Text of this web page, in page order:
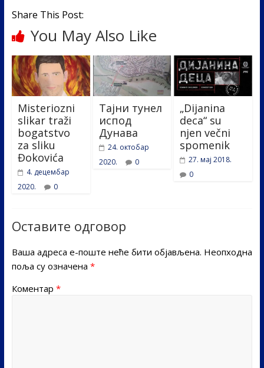
Share This Post:
You May Also Like
Misteriozni
slikar traži
bogatstvo
za sliku
Đokovića
4. децембар
2020.
0
Тајни тунел
испод
Дунава
24. октобар
2020.
0
„Dijanina
deca“ su
njen večni
spomenik
27. мај 2018.
0
Оставите одговор
Ваша адреса е-поште неће бити објављена. Неопходна
поља су означена *
Коментар *